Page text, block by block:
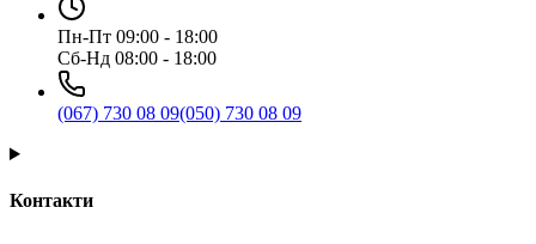
Пн-Пт 09:00 - 18:00
Сб-Нд 08:00 - 18:00
(067) 730 08 09(050) 730 08 09
Контакти